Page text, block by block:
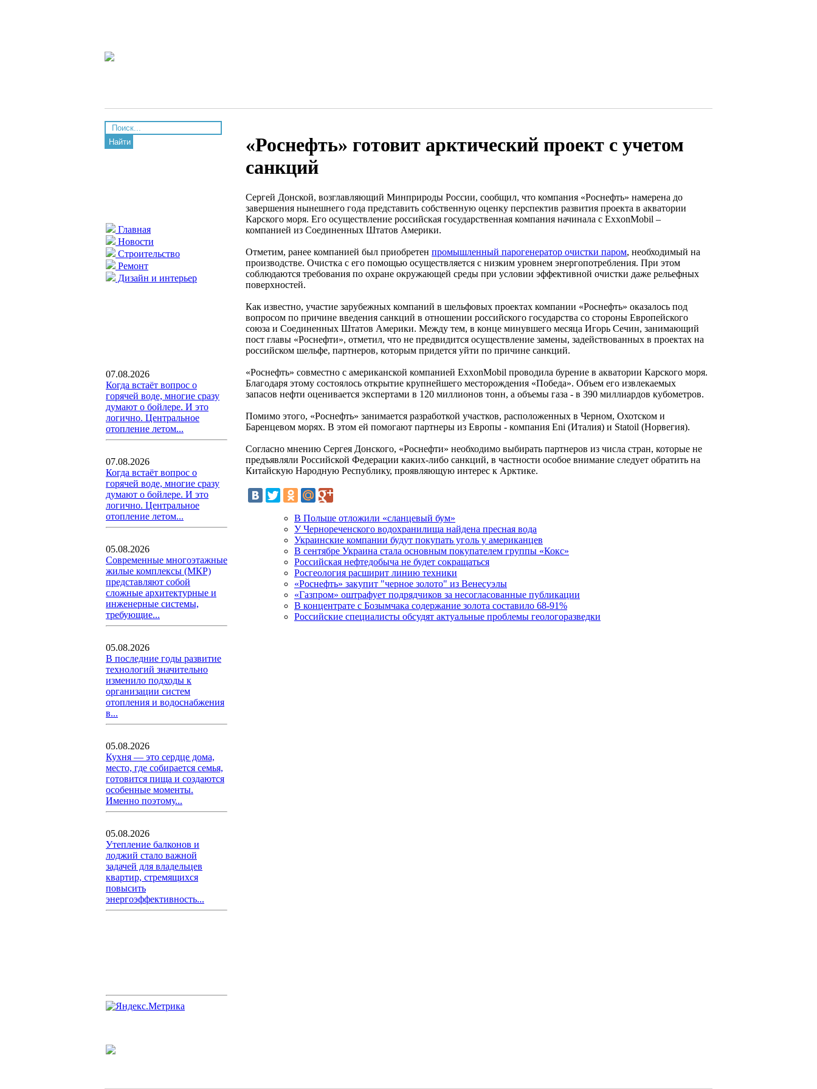
Найти
Главная
Новости
Строительство
Ремонт
Дизайн и интерьер
07.08.2026
Когда встаёт вопрос о
горячей воде, многие сразу
думают о бойлере. И это
логично. Центральное
отопление летом...
07.08.2026
Когда встаёт вопрос о
горячей воде, многие сразу
думают о бойлере. И это
логично. Центральное
отопление летом...
05.08.2026
Современные многоэтажные
жилые комплексы (МКР)
представляют собой
сложные архитектурные и
инженерные системы,
требующие...
05.08.2026
В последние годы развитие
технологий значительно
изменило подходы к
организации систем
отопления и водоснабжения
в...
05.08.2026
Кухня — это сердце дома,
место, где собирается семья,
готовится пища и создаются
особенные моменты.
Именно поэтому...
05.08.2026
Утепление балконов и
лоджий стало важной
задачей для владельцев
квартир, стремящихся
повысить
энергоэффективность...
«Роснефть» готовит арктический проект с учетом
санкций
Сергей Донской, возглавляющий Минприроды России, сообщил, что компания «Роснефть» намерена до
завершения нынешнего года представить собственную оценку перспектив развития проекта в акватории
Карского моря. Его осуществление российская государственная компания начинала с ExxonMobil –
компанией из Соединенных Штатов Америки.
Отметим, ранее компанией был приобретен промышленный парогенератор очистки паром, необходимый на
производстве. Очистка с его помощью осуществляется с низким уровнем энергопотребления. При этом
соблюдаются требования по охране окружающей среды при условии эффективной очистки даже рельефных
поверхностей.
Как известно, участие зарубежных компаний в шельфовых проектах компании «Роснефть» оказалось под
вопросом по причине введения санкций в отношении российского государства со стороны Европейского
союза и Соединенных Штатов Америки. Между тем, в конце минувшего месяца Игорь Сечин, занимающий
пост главы «Роснефти», отметил, что не предвидится осуществление замены, задействованных в проектах на
российском шельфе, партнеров, которым придется уйти по причине санкций.
«Роснефть» совместно с американской компанией ExxonMobil проводила бурение в акватории Карского моря.
Благодаря этому состоялось открытие крупнейшего месторождения «Победа». Объем его извлекаемых
запасов нефти оценивается экспертами в 120 миллионов тонн, а объемы газа - в 390 миллиардов кубометров.
Помимо этого, «Роснефть» занимается разработкой участков, расположенных в Черном, Охотском и
Баренцевом морях. В этом ей помогают партнеры из Европы - компания Eni (Италия) и Statoil (Норвегия).
Согласно мнению Сергея Донского, «Роснефти» необходимо выбирать партнеров из числа стран, которые не
предъявляли Российской Федерации каких-либо санкций, в частности особое внимание следует обратить на
Китайскую Народную Республику, проявляющую интерес к Арктике.
В Польше отложили «сланцевый бум»
У Чернореченского водохранилища найдена пресная вода
Украинские компании будут покупать уголь у американцев
В сентябре Украина стала основным покупателем группы «Кокс»
Российская нефтедобыча не будет сокращаться
Росгеология расширит линию техники
«Роснефть» закупит "черное золото" из Венесуэлы
«Газпром» оштрафует подрядчиков за несогласованные публикации
В концентрате с Бозымчака содержание золота составило 68-91%
Российские специалисты обсудят актуальные проблемы геологоразведки